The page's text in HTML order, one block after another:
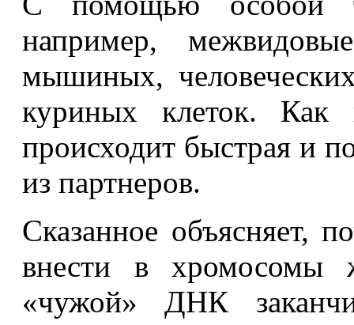
например,
мышиных,
куриных клеток. Как
происходит быстрая и
из партнеров.
Сказанное объясняет,
внести в хромосомы
«чужой» ДНК